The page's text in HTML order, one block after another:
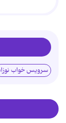
سرویس خواب